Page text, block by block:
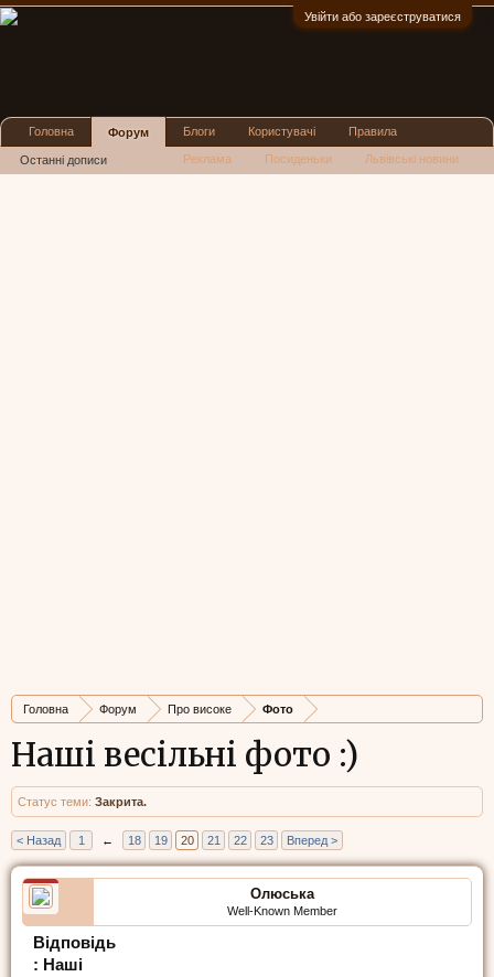
Увійти або зареєструватися
Головна Форум Про високе Фото
Наші весільні фото :)
Статус теми: Закрита.
< Назад 1 ← 18 19 20 21 22 23 Вперед >
Олюська
Well-Known Member
Відповідь
: Наші
Головна Форум
Останні дописи
Блоги Користувачі Правила
Реклама Посиденьки Львівські новини